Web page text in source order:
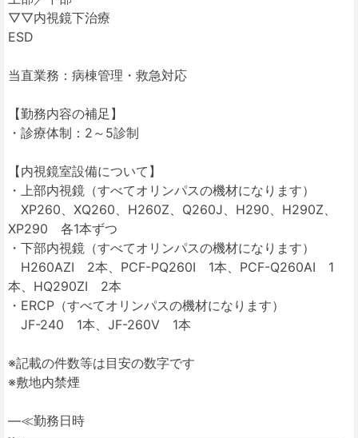
▽▽内視鏡下治療
ESD
当直業務：病棟管理・救急対応
【勤務内容の補足】
・診療体制：2～5診制
【内視鏡室設備について】
・上部内視鏡（すべてオリンパスの機材になります）
XP260、XQ260、H260Z、Q260J、H290、H290Z、
XP290 各1本ずつ
・下部内視鏡（すべてオリンパスの機材になります）
H260AZI 2本、PCF-PQ260I 1本、PCF-Q260AI 1
本、HQ290ZI 2本
・ERCP（すべてオリンパスの機材になります）
JF-240 1本、JF-260V 1本
※記載の件数等は目安の数字です
※敷地内禁煙
―≪勤務日時